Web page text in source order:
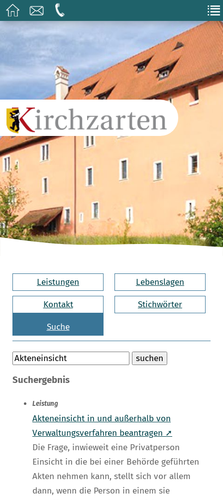
Leistungen Lebenslagen
Kontakt Stichwörter
Suche
Suchergebnis
Leistung
Akteneinsicht in und außerhalb von
Verwaltungsverfahren beantragen ➚
Die Frage, inwieweit eine Privatperson
Einsicht in die bei einer Behörde geführten
Akten nehmen kann, stellt sich vor allem
dann, wenn die Person in einem sie